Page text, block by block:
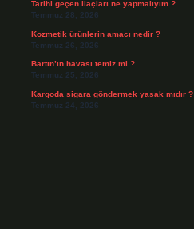
Tarihi geçen ilaçları ne yapmalıyım ?
Temmuz 28, 2026
Kozmetik ürünlerin amacı nedir ?
Temmuz 26, 2026
Bartın’ın havası temiz mi ?
Temmuz 25, 2026
Kargoda sigara göndermek yasak mıdır ?
Temmuz 24, 2026